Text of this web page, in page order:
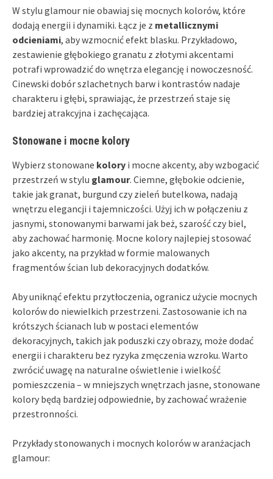
W stylu glamour nie obawiaj się mocnych kolorów, które
dodają energii i dynamiki. Łącz je z metallicznymi
odcieniami, aby wzmocnić efekt blasku. Przykładowo,
zestawienie głębokiego granatu z złotymi akcentami
potrafi wprowadzić do wnętrza elegancję i nowoczesność.
Cinewski dobór szlachetnych barw i kontrastów nadaje
charakteru i głębi, sprawiając, że przestrzeń staje się
bardziej atrakcyjna i zachęcająca.
Stonowane i mocne kolory
Wybierz stonowane kolory i mocne akcenty, aby wzbogacić
przestrzeń w stylu glamour. Ciemne, głębokie odcienie,
takie jak granat, burgund czy zieleń butelkowa, nadają
wnętrzu elegancji i tajemniczości. Użyj ich w połączeniu z
jasnymi, stonowanymi barwami jak beż, szarość czy biel,
aby zachować harmonię. Mocne kolory najlepiej stosować
jako akcenty, na przykład w formie malowanych
fragmentów ścian lub dekoracyjnych dodatków.
Aby uniknąć efektu przytłoczenia, ogranicz użycie mocnych
kolorów do niewielkich przestrzeni. Zastosowanie ich na
krótszych ścianach lub w postaci elementów
dekoracyjnych, takich jak poduszki czy obrazy, może dodać
energii i charakteru bez ryzyka zmęczenia wzroku. Warto
zwrócić uwagę na naturalne oświetlenie i wielkość
pomieszczenia – w mniejszych wnętrzach jasne, stonowane
kolory będą bardziej odpowiednie, by zachować wrażenie
przestronności.
Przykłady stonowanych i mocnych kolorów w aranżacjach
glamour: